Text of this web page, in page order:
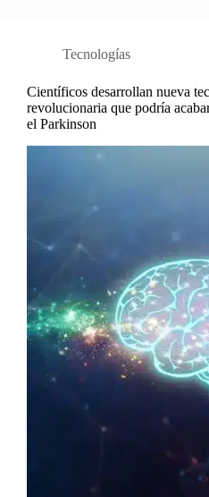
Tecnologías
Científicos desarrollan nueva
revolucionaria que podría
el Parkinson